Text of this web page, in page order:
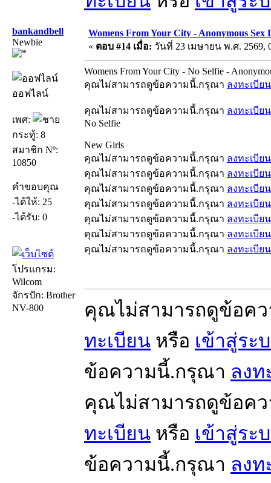
bankandbell
Newbie
ออฟไลน์
เพศ:
กระทู้: 8
สมาชิก Nº:
10850
คำขอบคุณ
-ได้ให้: 25
-ได้รับ: 0
โปรแกรม:
Wilcom
จักรปัก: Brother
NV-800
Womens From Your City - Anonymous Sex
« ตอบ #14 เมื่อ: วันที่ 23 เมษายน พ.ศ. 2569,
Womens From Your City - No Selfie -
คุณไม่สามารถดูข้อความนี้.กรุณา ลงทะเบียน
คุณไม่สามารถดูข้อความนี้.กรุณา ลงทะเบียน
No Selfie
New Girls
คุณไม่สามารถดูข้อความนี้.กรุณา ลงทะเบียน
คุณไม่สามารถดูข้อความนี้.กรุณา ลงทะเบียน
คุณไม่สามารถดูข้อความนี้.กรุณา ลงทะเบียน
คุณไม่สามารถดูข้อความนี้.กรุณา ลงทะเบียน
คุณไม่สามารถดูข้อความนี้.กรุณา ลงทะเบียน
คุณไม่สามารถดูข้อความนี้.กรุณา ลงทะเบียน
คุณไม่สามารถดูข้อความนี้.กรุณา ลงทะเบียน
คุณไม่สามารถดูข้อค
ทะเบียน หรือ เข้าสู่ระ
ข้อความนี้.กรุณา ลงท
คุณไม่สามารถดูข้อค
ทะเบียน หรือ เข้าสู่ระ
ข้อความนี้.กรุณา ลงท